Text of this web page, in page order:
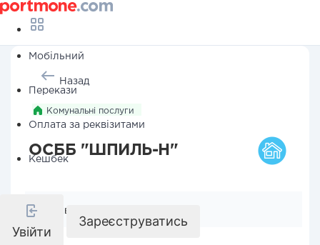
Мобільний
Перекази
Оплата за реквізитами
Кешбек
Увійти
Зареєструватись
Назад
Комунальні послуги
ОСББ "ШПИЛЬ-Н"
Реквізити компанії